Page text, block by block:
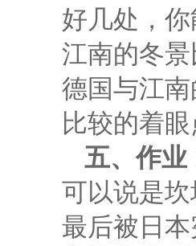
好几处，
江南的冬
德国与江
比较的着
五、作业
可以说是
最后被日